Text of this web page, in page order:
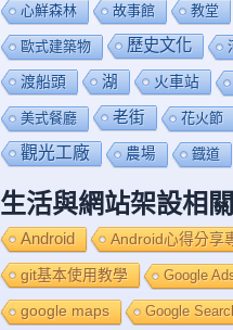
心鮮森林 故事館 教堂
歐式建築物 歷史文化
渡船頭 湖 火車站
美式餐廳 老街 花火節
觀光工廠 農場 鐡道
生活與網站架設相關
Android Android心得分享
git基本使用教學 Google
google maps Google